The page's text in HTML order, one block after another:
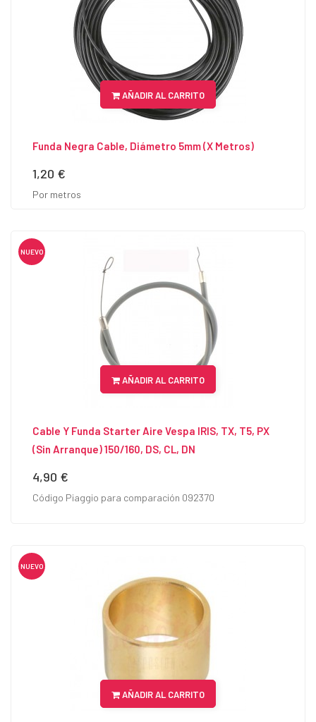
AÑADIR AL CARRITO
Funda Negra Cable, Diámetro 5mm (x Metros)
Precio
1,20 €
Por metros
NUEVO
AÑADIR AL CARRITO
Cable Y Funda Starter Aire Vespa IRIS, TX, T5, PX
(sin Arranque) 150/160, DS, CL, DN
Precio
4,90 €
Código Piaggio para comparación 092370
NUEVO
AÑADIR AL CARRITO